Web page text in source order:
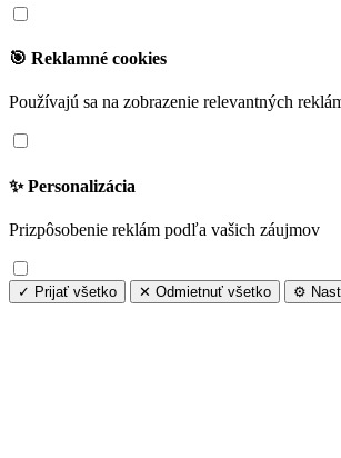
🎯 Reklamné cookies
Používajú sa na zobrazenie relevantných
✨ Personalizácia
Prizpôsobenie reklám podľa vašich záujmov
✓ Prijať všetko ✕ Odmietnuť všetko ⚙️